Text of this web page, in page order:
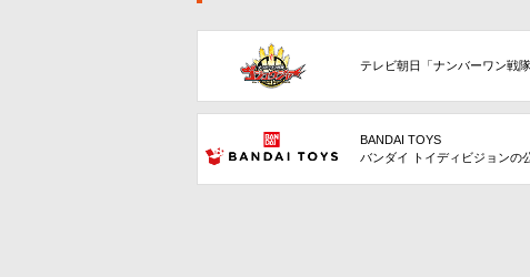
テレビ朝日「ナンバーワン戦
BANDAI TOYS
バンダイ トイディビジョンの